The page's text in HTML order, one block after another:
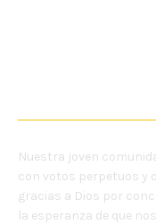
Nuestra joven
con votos perpetuos y
gracias a Dios por
la esperanza de que